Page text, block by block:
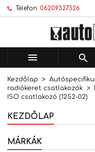
Telefon: 06209327326
 
Kezdőlap
radiókeret csatlakozók
ISO csatlakozó (1252-02)
KEZDŐLAP
MÁRKÁK
Új lista
Kívánságlista neve
Mégsem
Bejelentkezés
történő mentéséhez.